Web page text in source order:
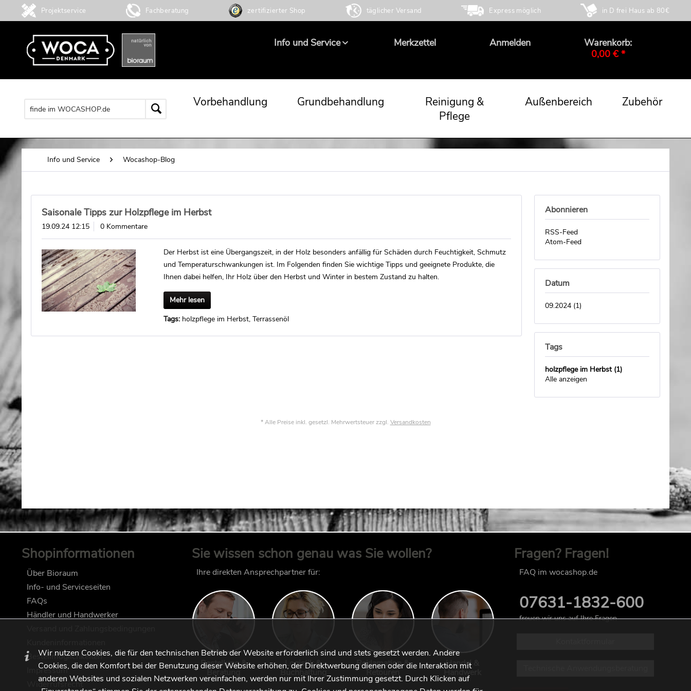
Projektservice Fachberatung zertifizierter Shop täglicher Versand Express möglich in D frei Haus ab 80€
Info und Service Merkzettel Anmelden
Warenkorb:
0,00 € *
Vorbehandlung Grundbehandlung
Reinigung &
Pflege
Außenbereich Zubehör
Info und Service Wocashop-Blog
Abonnieren
RSS-Feed
Atom-Feed
Datum
09.2024 (1)
Tags
holzpflege im Herbst (1)
Alle anzeigen
Saisonale Tipps zur Holzpflege im Herbst
19.09.24 12:15 0 Kommentare
Der Herbst ist eine Übergangszeit, in der Holz besonders anfällig für Schäden durch Feuchtigkeit, Schmutz
und Temperaturschwankungen ist. Im Folgenden finden Sie wichtige Tipps und geeignete Produkte, die
Ihnen dabei helfen, Ihr Holz über den Herbst und Winter in bestem Zustand zu halten.
Mehr lesen
Tags: holzpflege im Herbst,Terrassenöl
* Alle Preise inkl. gesetzl. Mehrwertsteuer zzgl. Versandkosten
Shopinformationen
Über Bioraum
Info- und Serviceseiten
FAQs
Händler und Handwerker
Bestellmöglichkeiten
Impressum
Widerrufsrecht
Sie wissen schon genau was Sie wollen?
Ihre direkten Ansprechpartner für:
Bestellung &
Logistik &
Buchhaltung
Reklamation &
Handel &
Fragen? Fragen!
FAQ im wocashop.de
07631-1832-600
freuen wir uns auf Ihre Fragen
Wir nutzen Cookies, die für den technischen Betrieb der Website erforderlich sind und stets gesetzt werden. Andere
Cookies, die den Komfort bei der Benutzung dieser Website erhöhen, der Direktwerbung dienen oder die Interaktion mit
anderen Websites und sozialen Netzwerken vereinfachen, werden nur mit Ihrer Zustimmung gesetzt. Durch Klicken auf